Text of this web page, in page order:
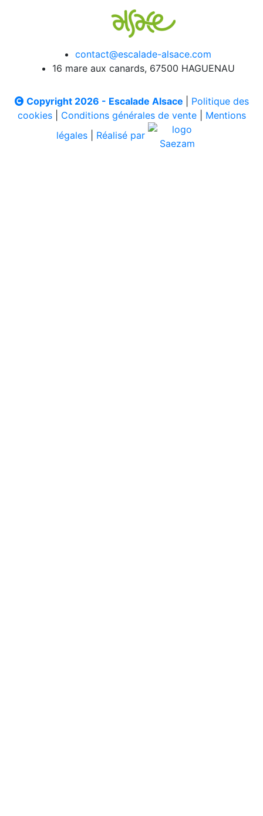
contact@escalade-alsace.com
16 mare aux canards, 67500 HAGUENAU
Copyright 2026 - Escalade Alsace
Politique des
cookies| Conditions générales de vente| Mentions
légales
Réalisé par